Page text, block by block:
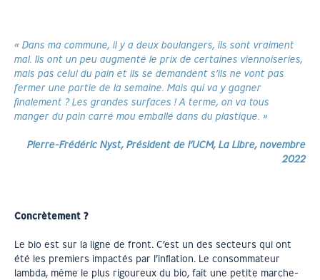
« Dans ma commune, il y a deux boulangers, ils sont vraiment
mal. Ils ont un peu augmenté le prix de certaines viennoiseries,
mais pas celui du pain et ils se demandent s’ils ne vont pas
fermer une partie de la semaine. Mais qui va y gagner
finalement ? Les grandes surfaces ! A terme, on va tous
manger du pain carré mou emballé dans du plastique. »
Pierre-Frédéric Nyst, Président de l’UCM, La Libre, novembre
2022
Concrètement ?
Le bio est sur la ligne de front. C’est un des secteurs qui ont
été les premiers impactés par l’inflation. Le consommateur
lambda, même le plus rigoureux du bio, fait une petite marche-